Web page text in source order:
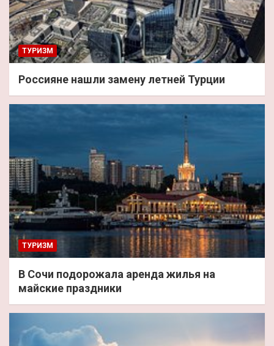
ТУРИЗМ
Россияне нашли замену летней Турции
ТУРИЗМ
В Сочи подорожала аренда жилья на
майские праздники